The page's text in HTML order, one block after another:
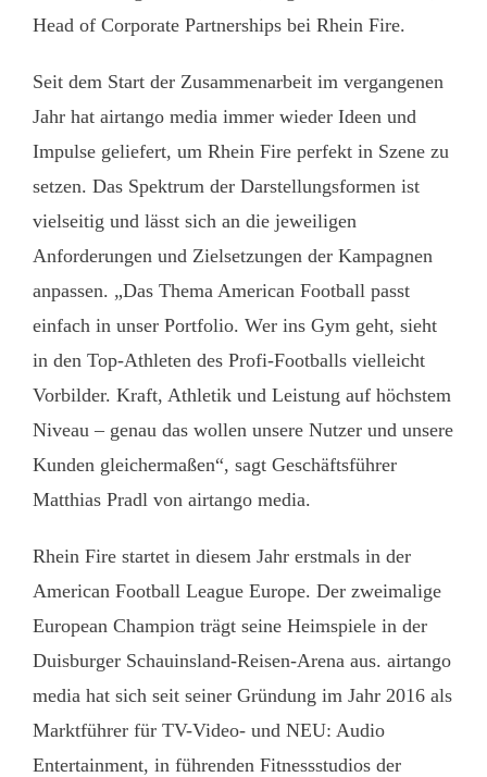
Head of Corporate Partnerships bei Rhein Fire.
Seit dem Start der Zusammenarbeit im vergangenen
Jahr hat airtango media immer wieder Ideen und
Impulse geliefert, um Rhein Fire perfekt in Szene zu
setzen. Das Spektrum der Darstellungsformen ist
vielseitig und lässt sich an die jeweiligen
Anforderungen und Zielsetzungen der Kampagnen
anpassen. „Das Thema American Football passt
einfach in unser Portfolio. Wer ins Gym geht, sieht
in den Top-Athleten des Profi-Footballs vielleicht
Vorbilder. Kraft, Athletik und Leistung auf höchstem
Niveau – genau das wollen unsere Nutzer und unsere
Kunden gleichermaßen“, sagt Geschäftsführer
Matthias Pradl von airtango media.
Rhein Fire startet in diesem Jahr erstmals in der
American Football League Europe. Der zweimalige
European Champion trägt seine Heimspiele in der
Duisburger Schauinsland-Reisen-Arena aus. airtango
media hat sich seit seiner Gründung im Jahr 2016 als
Marktführer für TV-Video- und NEU: Audio
Entertainment, in führenden Fitnessstudios der